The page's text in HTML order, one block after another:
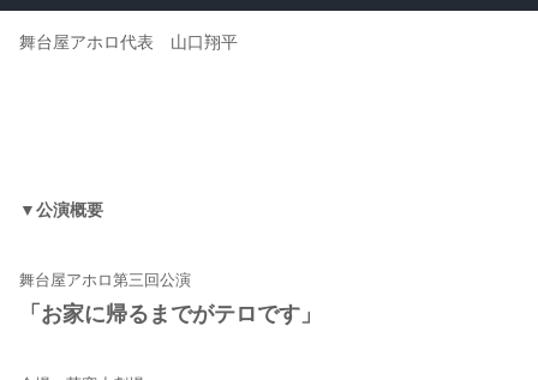
舞台屋アホロ代表 山口翔平
▼公演概要
舞台屋アホロ第三回公演
「お家に帰るまでがテロです」